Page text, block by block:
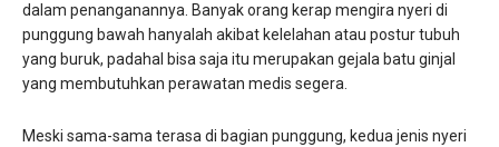
dalam penanganannya. Banyak orang kerap mengira nyeri di
punggung bawah hanyalah akibat kelelahan atau postur tubuh
yang buruk, padahal bisa saja itu merupakan gejala batu ginjal
yang membutuhkan perawatan medis segera.
Meski sama-sama terasa di bagian punggung, kedua jenis nyeri